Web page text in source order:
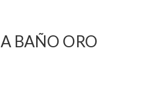
BAÑO ORO